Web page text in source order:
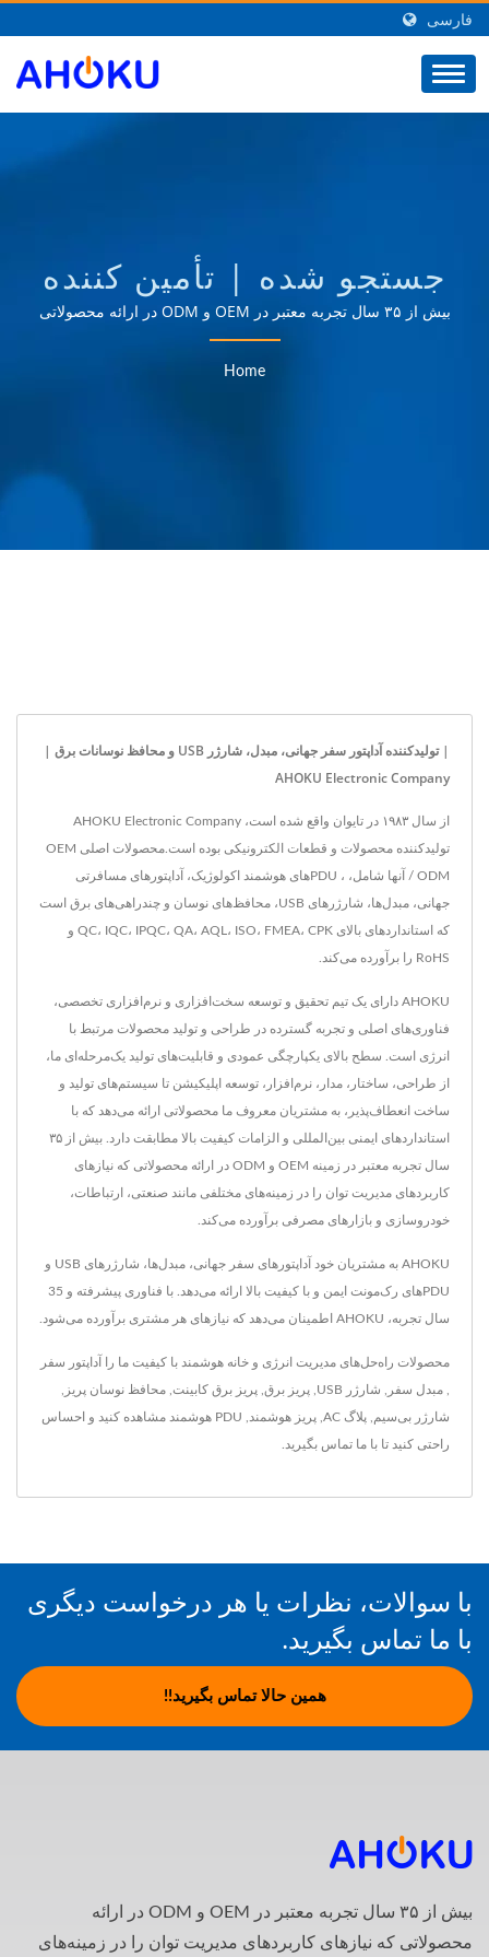
فارسی
جستجو شده | تأمین کننده
محصولات مرتبط با برق از
تایوان | AHOKU
بیش از ۳۵ سال تجربه معتبر در OEM و ODM در ارائه محصولاتی
که نیازهای کاربردهای مدیریت توان را در زمینه‌های مختلفی مانند
صنعتی، ارتباطات، خودروسازی و بازارهای مصرفی برآورده
Home
| تولیدکننده آداپتور سفر جهانی، مبدل، شارژر USB و محافظ نوسانات برق |
AHOKU Electronic Company
از سال ۱۹۸۳ در تایوان واقع شده است، AHOKU Electronic Company
تولیدکننده محصولات و قطعات الکترونیکی بوده است.محصولات اصلی OEM
/ ODM آنها شامل، ، PDUهای هوشمند اکولوژیک، آداپتورهای مسافرتی
جهانی، مبدل‌ها، شارژرهای USB، محافظ‌های نوسان و چندراهی‌های برق است
که استانداردهای بالای QC، IQC، IPQC، QA، AQL، ISO، FMEA، CPK و
RoHS را برآورده می‌کند.
AHOKU دارای یک تیم تحقیق و توسعه سخت‌افزاری و نرم‌افزاری تخصصی،
فناوری‌های اصلی و تجربه گسترده در طراحی و تولید محصولات مرتبط با
انرژی است. سطح بالای یکپارچگی عمودی و قابلیت‌های تولید یک‌مرحله‌ای ما،
از طراحی، ساختار، مدار، نرم‌افزار، توسعه اپلیکیشن تا سیستم‌های تولید و
ساخت انعطاف‌پذیر، به مشتریان معروف ما محصولاتی ارائه می‌دهد که با
استانداردهای ایمنی بین‌المللی و الزامات کیفیت بالا مطابقت دارد. بیش از ۳۵
سال تجربه معتبر در زمینه OEM و ODM در ارائه محصولاتی که نیازهای
کاربردهای مدیریت توان را در زمینه‌های مختلفی مانند صنعتی، ارتباطات،
خودروسازی و بازارهای مصرفی برآورده می‌کند.
AHOKU به مشتریان خود آداپتورهای سفر جهانی، مبدل‌ها، شارژرهای USB و
PDUهای رک‌مونت ایمن و با کیفیت بالا ارائه می‌دهد. با فناوری پیشرفته و 35
سال تجربه، AHOKU اطمینان می‌دهد که نیازهای هر مشتری برآورده می‌شود.
محصولات راه‌حل‌های مدیریت انرژی و خانه هوشمند با کیفیت ما را آداپتور سفر
مبدل سفر شارژر USB پریز برق پریز برق کابینت محافظ نوسان پریز
شارژر بی‌سیم پلاگ AC پریز هوشمند PDU هوشمند مشاهده کنید و احساس
راحتی کنید تا با ما تماس بگیرید
با سوالات، نظرات یا هر درخواست دیگری
با ما تماس بگیرید.
همین حالا تماس بگیرید!!
بیش از ۳۵ سال تجربه معتبر در OEM و ODM در ارائه
محصولاتی که نیازهای کاربردهای مدیریت توان را در زمینه‌های